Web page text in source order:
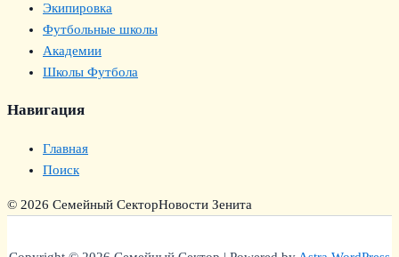
Экипировка
Футбольные школы
Академии
Школы Футбола
Навигация
Главная
Поиск
© 2026 Семейный СекторНовости Зенита